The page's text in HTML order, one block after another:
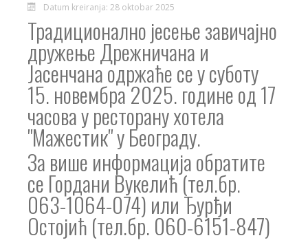
Datum kreiranja: 28 oktobar 2025
Традиционално јесење завичајно
дружење Дрежничана и
Јасенчана одржаће се у суботу
15. новембра 2025. године од 17
часова у ресторану хотела
"Мажестик" у Београду.
За више информација обратите
се Гордани Вукелић (тел.бр.
063-1064-074) или Ђурђи
Остојић (тел.бр. 060-6151-847)